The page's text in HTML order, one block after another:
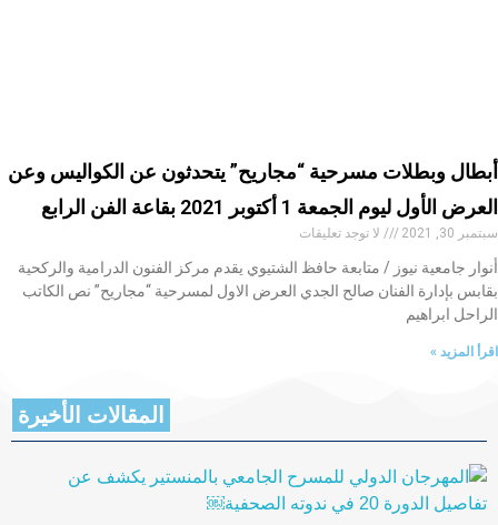
أبطال وبطلات مسرحية “مجاريح” يتحدثون عن الكواليس وعن
العرض الأول ليوم الجمعة 1 أكتوبر 2021 بقاعة الفن الرابع
سبتمبر 30, 2021 لا توجد تعليقات
أنوار جامعية نيوز / متابعة حافظ الشتيوي يقدم مركز الفنون الدرامية والركحية
بقابس بإدارة الفنان صالح الجدي العرض الاول لمسرحية “مجاريح” نص الكاتب
الراحل ابراهيم
اقرأ المزيد »
المقالات الأخيرة